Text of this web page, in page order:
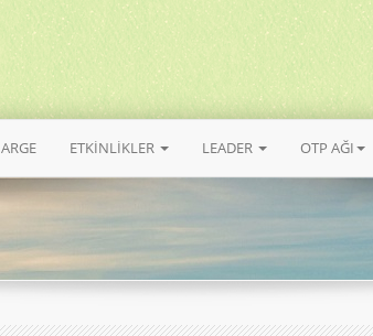
ARGE ETKİNLİKLER LEADER OTP AĞI